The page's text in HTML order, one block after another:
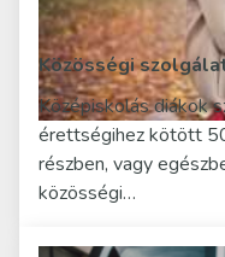
Közösségi
Középiskolás diákok
érettségihez kötött
részben, vagy
közösségi…